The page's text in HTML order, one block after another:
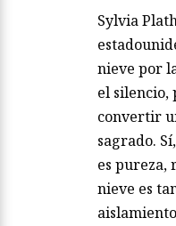
Sylvia
nieve por
el silencio,
convertir
sagrado.
es pureza,
nieve es